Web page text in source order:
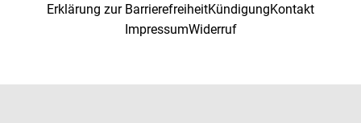
Erklärung zur BarrierefreiheitKündigungKontakt
ImpressumWiderruf